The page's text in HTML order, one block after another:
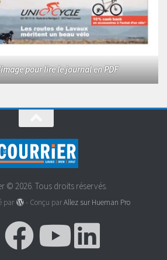
pour lire le journal en PDF
© 2026. Tous droits réservés.
par - Conçu parAllez sur Hueman Pro